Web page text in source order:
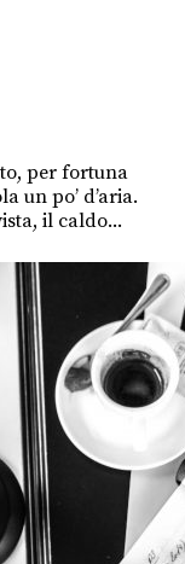
per fortuna
un po’ d’aria.
il caldo...